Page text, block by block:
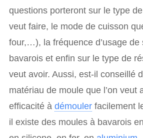
questions porteront sur le type
veut faire, le mode de cuisson
four,…), la fréquence d’usage de
bavarois et enfin sur le type de
veut avoir. Aussi, est-il conseillé
matériau de moule que l’on veut
efficacité à démouler facilement
il existe des moules à bavarois en